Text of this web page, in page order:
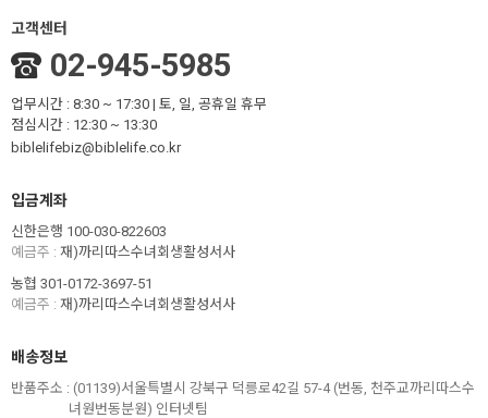
고객센터
02-945-5985
업무시간 : 8:30 ~ 17:30 | 토, 일, 공휴일 휴무
점심시간 : 12:30 ~ 13:30
biblelifebiz@biblelife.co.kr
입금계좌
신한은행 100-030-822603
예금주 : 재)까리따스수녀회생활성서사
농협 301-0172-3697-51
예금주 : 재)까리따스수녀회생활성서사
배송정보
반품주소 : (01139)서울특별시 강북구 덕릉로42길 57-4 (번동, 천주교까리따스수
녀원번동분원) 인터넷팀